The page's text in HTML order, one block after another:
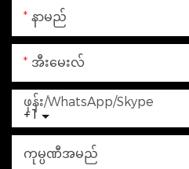
နာမည်
အီးမေးလ်
+1
ဖုန်း/WhatsApp/Skype
ကုမ္ပဏီအမည်